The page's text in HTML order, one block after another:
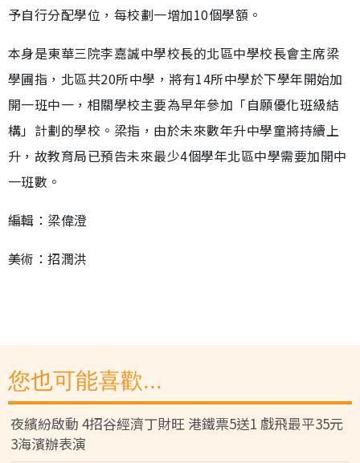
予自行分配學位，每校劃一增加10個學額。
本身是東華三院李嘉誠中學校長的北區中學校長會主席梁
學圃指，北區共20所中學，將有14所中學於下學年開始加
開一班中一，相關學校主要為早年參加「自願優化班級結
構」計劃的學校。梁指，由於未來數年升中學童將持續上
升，故教育局已預告未來最少4個學年北區中學需要加開中
一班數。
編輯：梁偉澄
美術：招潤洪
您也可能喜歡...
夜繽紛啟動 4招谷經濟丁財旺 港鐵票5送1 戲飛最平35元
3海濱辦表演